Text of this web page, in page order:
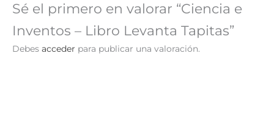
Sé el primero en valorar “Ciencia e
Inventos – Libro Levanta Tapitas”
Debes acceder para publicar una valoración.